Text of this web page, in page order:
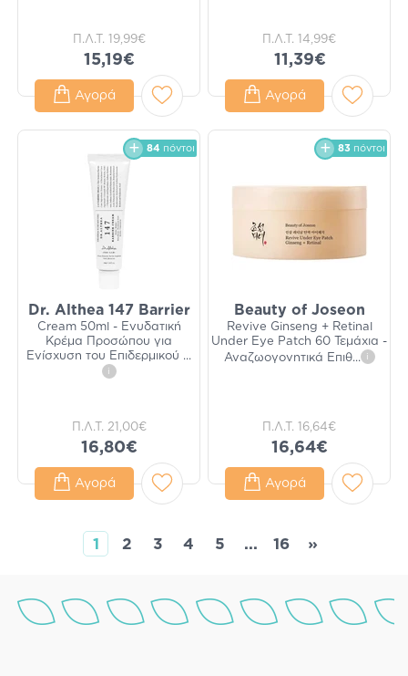
Π.Λ.Τ. 19,99€
15,19€
Αγορά
Π.Λ.Τ. 14,99€
11,39€
Αγορά
84 πόντοι
Dr. Althea 147 Barrier
Cream 50ml - Ενυδατική
Κρέμα Προσώπου για
Ενίσχυση του Επιδερμικού ...
i
Π.Λ.Τ. 21,00€
16,80€
Αγορά
83 πόντοι
Beauty of Joseon
Revive Ginseng + Retinal
Under Eye Patch 60 Τεμάχια -
Αναζωογονητικά Επιθ... i
Π.Λ.Τ. 16,64€
16,64€
Αγορά
1 2 3 4 5 ... 16 »